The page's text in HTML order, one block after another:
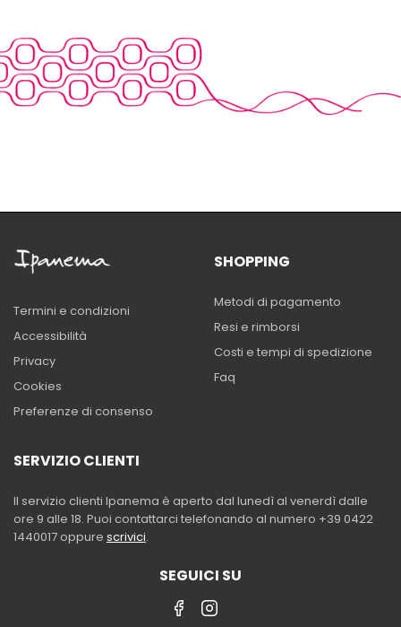
Termini e condizioni
Accessibilità
Privacy
Cookies
Preferenze di consenso
SHOPPING
Metodi di pagamento
Resi e rimborsi
Costi e tempi di spedizione
Faq
SERVIZIO CLIENTI
Il servizio clienti Ipanema è aperto dal lunedì al venerdì dalle
ore 9 alle 18. Puoi contattarci telefonando al numero +39 0422
1440017 oppure scrivici.
SEGUICI SU